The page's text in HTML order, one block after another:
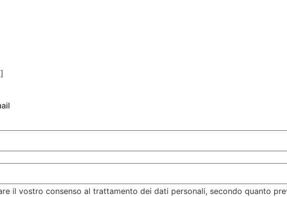
il vostro consenso al trattamento dei dati personali, secondo quanto